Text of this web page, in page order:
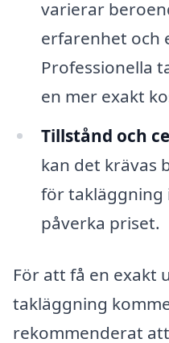
varierar
erfarenhet och
Professionella
en mer exakt
Tillstånd och
kan det krävas
för takläggning
påverka priset.
För att få en exakt
takläggning
rekommenderat